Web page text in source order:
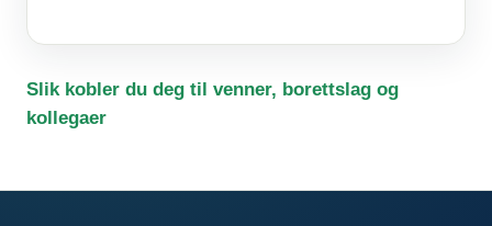
Slik kobler du deg til venner, borettslag og
kollegaer